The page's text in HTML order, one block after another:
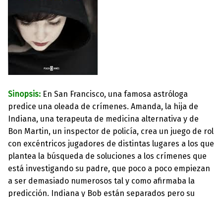
Sinopsis: En San Francisco, una famosa astróloga
predice una oleada de crímenes. Amanda, la hija de
Indiana, una terapeuta de medicina alternativa y de
Bon Martin, un inspector de policía, crea un juego de rol
con excéntricos jugadores de distintas lugares a los que
plantea la búsqueda de soluciones a los crímenes que
está investigando su padre, que poco a poco empiezan
a ser demasiado numerosos tal y como afirmaba la
predicción. Indiana y Bob están separados pero su